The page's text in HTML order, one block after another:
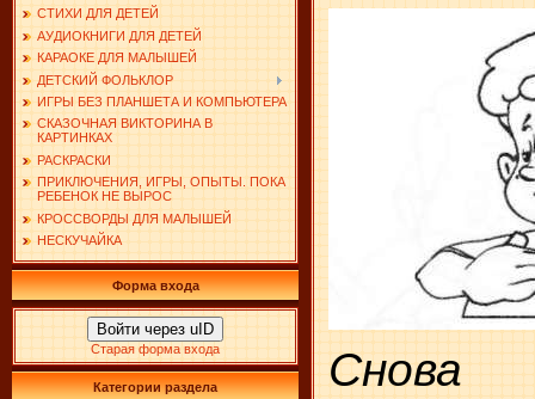
СТИХИ ДЛЯ ДЕТЕЙ
АУДИОКНИГИ ДЛЯ ДЕТЕЙ
КАРАОКЕ ДЛЯ МАЛЫШЕЙ
ДЕТСКИЙ ФОЛЬКЛОР
ИГРЫ БЕЗ ПЛАНШЕТА И КОМПЬЮТЕРА
СКАЗОЧНАЯ ВИКТОРИНА В
КАРТИНКАХ
РАСКРАСКИ
ПРИКЛЮЧЕНИЯ, ИГРЫ, ОПЫТЫ. ПОКА
РЕБЕНОК НЕ ВЫРОС
КРОССВОРДЫ ДЛЯ МАЛЫШЕЙ
НЕСКУЧАЙКА
Форма входа
Войти через uID
Старая форма входа
Категории раздела
Снова